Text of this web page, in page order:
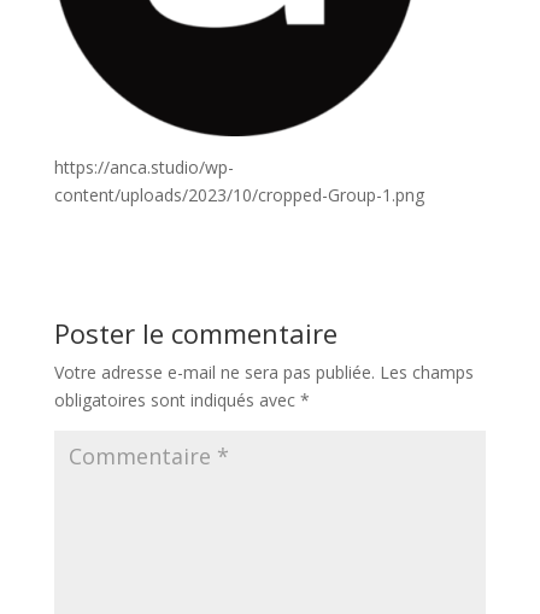
https://anca.studio/wp-
content/uploads/2023/10/cropped-Group-1.png
Poster le commentaire
Votre adresse e-mail ne sera pas publiée. Les champs
obligatoires sont indiqués avec *